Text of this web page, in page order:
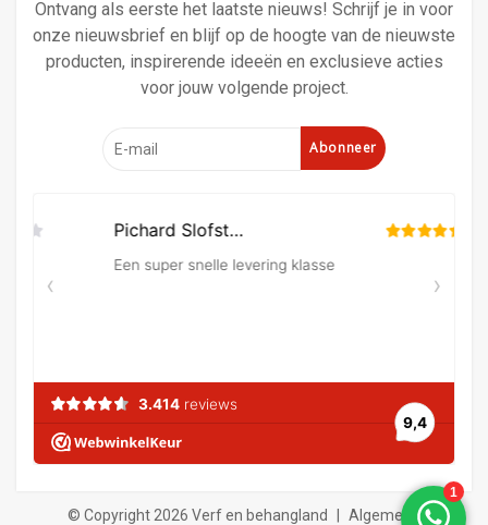
Ontvang als eerste het laatste nieuws! Schrijf je in voor
onze nieuwsbrief en blijf op de hoogte van de nieuwste
producten, inspirerende ideeën en exclusieve acties
voor jouw volgende project.
Abonneer
© Copyright 2026 Verf en behangland Algemene